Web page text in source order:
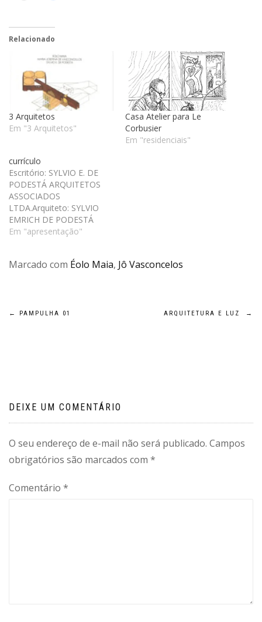
Relacionado
3 Arquitetos
Em "3 Arquitetos"
Casa Atelier para Le
Corbusier
Em "residenciais"
currículo
Escritório: SYLVIO E. DE
PODESTÁ ARQUITETOS
ASSOCIADOS
LTDA.Arquiteto: SYLVIO
EMRICH DE PODESTÁ
[CREA: 35595/D-MG] •
Horizonte, no bairro Santo
diretor da AP Cultural,
Em "apresentação"
Marcado com Éolo Maia, Jô Vasconcelos
Navegação
← PAMPULHA 01 ARQUITETURA E LUZ →
DEIXE UM COMENTÁRIO
O seu endereço de e-mail não será publicado. Campos
obrigatórios são marcados com *
Comentário *